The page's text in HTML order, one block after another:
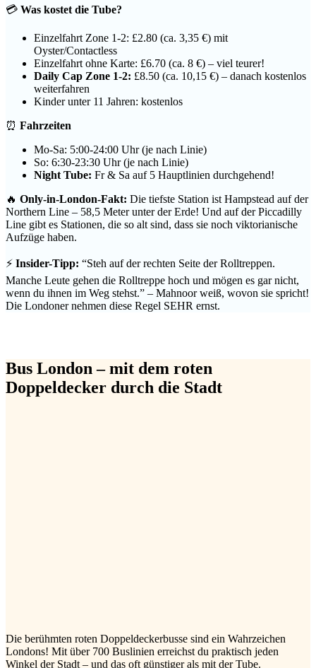
💳 Was kostet die Tube?
Einzelfahrt Zone 1-2: £2.80 (ca. 3,35 €) mit
Oyster/Contactless
Einzelfahrt ohne Karte: £6.70 (ca. 8 €) – viel teurer!
Daily Cap Zone 1-2: £8.50 (ca. 10,15 €) – danach kostenlos
weiterfahren
Kinder unter 11 Jahren: kostenlos
⏰ Fahrzeiten
Mo-Sa: 5:00-24:00 Uhr (je nach Linie)
So: 6:30-23:30 Uhr (je nach Linie)
Night Tube: Fr & Sa auf 5 Hauptlinien durchgehend!
🔥 Only-in-London-Fakt: Die tiefste Station ist Hampstead auf der
Northern Line – 58,5 Meter unter der Erde! Und auf der Piccadilly
Line gibt es Stationen, die so alt sind, dass sie noch viktorianische
Aufzüge haben.
⚡ Insider-Tipp: “Steh auf der rechten Seite der Rolltreppen.
Manche Leute gehen die Rolltreppe hoch und mögen es gar nicht,
wenn du ihnen im Weg stehst.” – Mahnoor weiß, wovon sie spricht!
Die Londoner nehmen diese Regel SEHR ernst.
Bus London – mit dem roten
Doppeldecker durch die Stadt
Die berühmten roten Doppeldeckerbusse sind ein Wahrzeichen
Londons! Mit über 700 Buslinien erreichst du praktisch jeden
Winkel der Stadt – und das oft günstiger als mit der Tube.